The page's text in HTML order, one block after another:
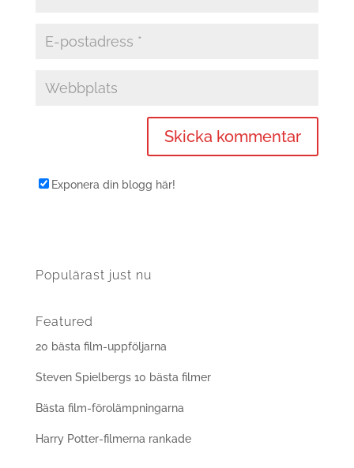
Exponera din blogg här!
Populärast just nu
Featured
20 bästa film-uppföljarna
Steven Spielbergs 10 bästa filmer
Bästa film-förolämpningarna
Harry Potter-filmerna rankade